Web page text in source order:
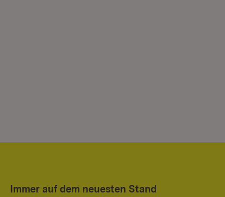
Immer auf dem neuesten Stand